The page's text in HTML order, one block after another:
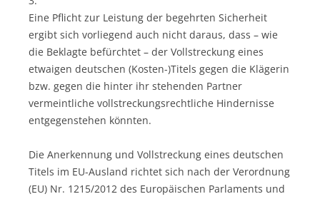
Eine Pflicht zur Leistung der begehrten Sicherheit
ergibt sich vorliegend auch nicht daraus, dass – wie
die Beklagte befürchtet – der Vollstreckung eines
etwaigen deutschen (Kosten-)Titels gegen die Klägerin
bzw. gegen die hinter ihr stehenden Partner
vermeintliche vollstreckungsrechtliche Hindernisse
entgegenstehen könnten.
Die Anerkennung und Vollstreckung eines deutschen
Titels im EU-Ausland richtet sich nach der Verordnung
(EU) Nr. 1215/2012 des Europäischen Parlaments und